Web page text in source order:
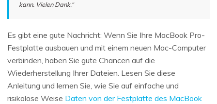
kann. Vielen Dank.“
Es gibt eine gute Nachricht: Wenn Sie Ihre MacBook Pro-
Festplatte ausbauen und mit einem neuen Mac-Computer
verbinden, haben Sie gute Chancen auf die
Wiederherstellung Ihrer Dateien. Lesen Sie diese
Anleitung und lernen Sie, wie Sie auf einfache und
risikolose Weise Daten von der Festplatte des MacBook